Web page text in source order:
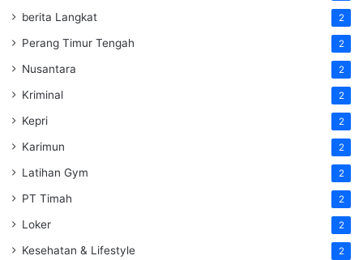
berita Langkat 2
Perang Timur Tengah 2
Nusantara 2
Kriminal 2
Kepri 2
Karimun 2
Latihan Gym 2
PT Timah 2
Loker 2
Kesehatan & Lifestyle 2